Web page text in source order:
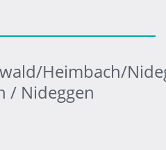
Heimbach/
/ Nideggen